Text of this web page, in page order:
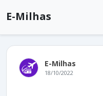
E-Milhas
E-Milhas
18/10/2022